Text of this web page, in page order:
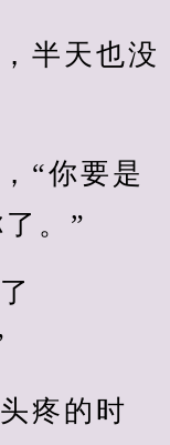
半天也没
“你要是
。”
疼的时